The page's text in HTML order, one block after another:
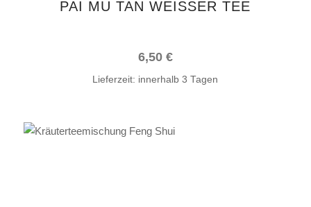
PAI MU TAN WEISSER TEE
6,50 €
Lieferzeit: innerhalb 3 Tagen